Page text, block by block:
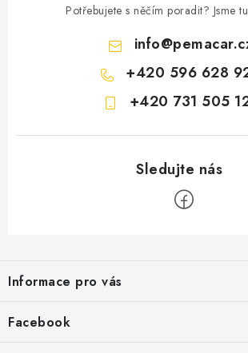
Potřebujete s něčím poradit? Jsme
info@
+420 596 628
+420 731 505
p
a
Informace pro vás
Facebook